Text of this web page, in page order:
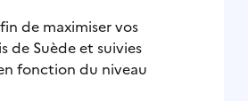
de maximiser vos
de Suède et suivies
fonction du niveau